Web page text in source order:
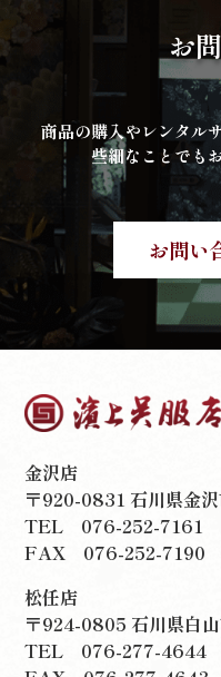
お
商品の購入やレンタル
些細なことでも
お問い
金沢店
〒920-0831 石川県金
TEL 076-252-7161
FAX 076-252-7190
松任店
〒924-0805 石川県白
TEL 076-277-4644